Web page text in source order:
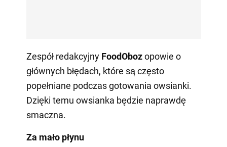
Zespół redakcyjny FoodObozopowie o
głównych błędach, które są często
popełniane podczas gotowania owsianki.
Dzięki temu owsianka będzie naprawdę
smaczna.
Za mało płynu